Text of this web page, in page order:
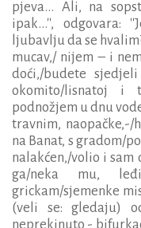
pjeva... Ali, na
ipak...'', odgovara:
ljubavlju da se
mucav,/ nijem – i
doći,/budete
okomito/lisnatoj i
podnožjem u dnu
travnim,
na Banat, s gradom/
nalakćen,/volio i sam
ga/neka mu,
grickam/sjemenke
(veli se: gledaju)
neprekinuto -